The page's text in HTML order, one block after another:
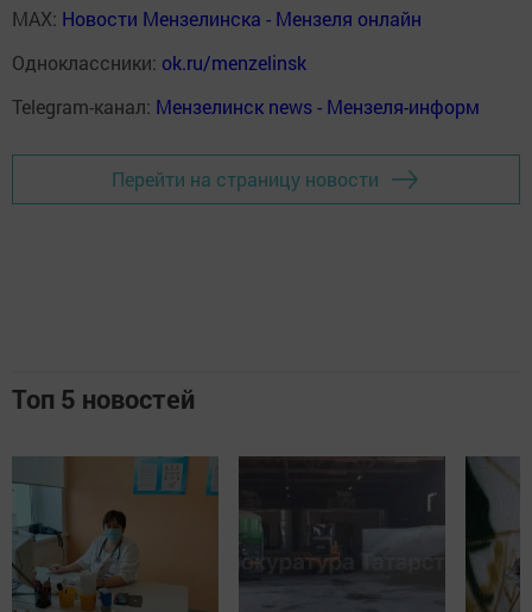
MAX: Новости Мензелинска - Мензеля онлайн
Одноклассники: ok.ru/menzelinsk
Telegram-канал: Мензелинск news - Мензеля-информ
Перейти на страницу новости
Топ 5 новостей